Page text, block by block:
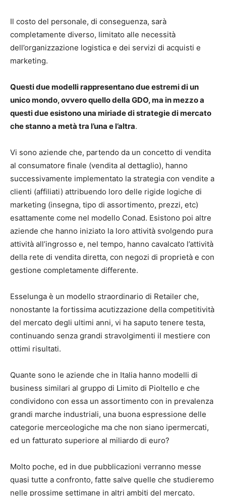
Il costo del personale, di conseguenza, sarà
completamente diverso, limitato alle necessità
dell’organizzazione logistica e dei servizi di acquisti e
marketing.
Questi due modelli rappresentano due estremi di un
unico mondo, ovvero quello della GDO, ma in mezzo a
questi due esistono una miriade di strategie di mercato
che stanno a metà tra l’una e l’altra.
Vi sono aziende che, partendo da un concetto di vendita
al consumatore finale (vendita al dettaglio), hanno
successivamente implementato la strategia con vendite a
clienti (affiliati) attribuendo loro delle rigide logiche di
marketing (insegna, tipo di assortimento, prezzi, etc)
esattamente come nel modello Conad. Esistono poi altre
aziende che hanno iniziato la loro attività svolgendo pura
attività all’ingrosso e, nel tempo, hanno cavalcato l’attività
della rete di vendita diretta, con negozi di proprietà e con
gestione completamente differente.
Esselunga è un modello straordinario di Retailer che,
nonostante la fortissima acutizzazione della competitività
del mercato degli ultimi anni, vi ha saputo tenere testa,
continuando senza grandi stravolgimenti il mestiere con
ottimi risultati.
Quante sono le aziende che in Italia hanno modelli di
business similari al gruppo di Limito di Pioltello e che
condividono con essa un assortimento con in prevalenza
grandi marche industriali, una buona espressione delle
categorie merceologiche ma che non siano ipermercati,
ed un fatturato superiore al miliardo di euro?
Molto poche, ed in due pubblicazioni verranno messe
quasi tutte a confronto, fatte salve quelle che studieremo
nelle prossime settimane in altri ambiti del mercato.